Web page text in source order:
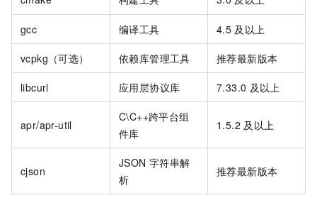
gcc 编译工具 4.5 及以上
vcpkg（可选） 依赖库管理工具 推荐最新版本
libcurl 应用层协议库 7.33.0 及以上
apr/apr-util
C\C++跨平台组
件库
1.5.2 及以上
cjson
JSON 字符串解
析
推荐最新版本